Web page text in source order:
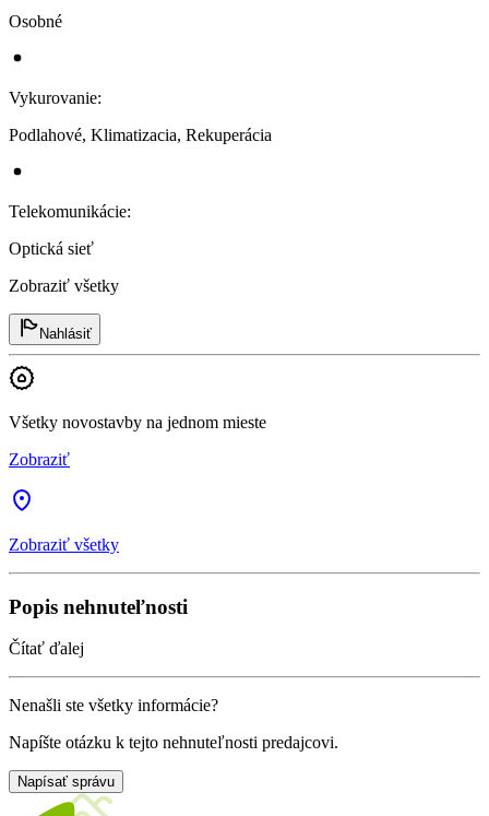
Osobné
Vykurovanie:
Podlahové, Klimatizacia, Rekuperácia
Telekomunikácie:
Optická sieť
Zobraziť všetky
Nahlásiť
Všetky novostavby na jednom mieste
Zobraziť
Zobraziť všetky
Popis nehnuteľnosti
Čítať ďalej
Nenašli ste všetky informácie?
Napíšte otázku k tejto nehnuteľnosti predajcovi.
Napísať správu